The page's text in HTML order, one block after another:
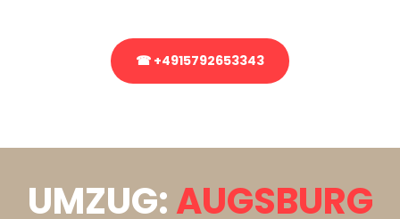
☎ +4915792653343
UMZUG:AUGSBURG